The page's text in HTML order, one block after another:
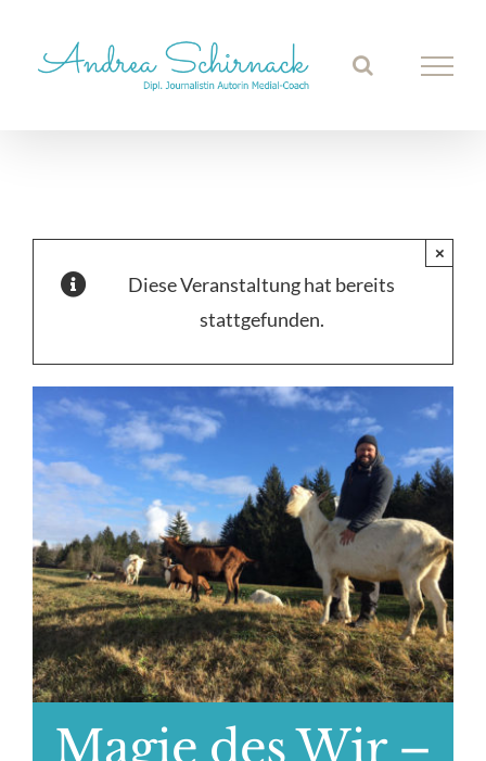
Inhalt
Diese Veranstaltung hat bereits
stattgefunden.
×
Magie des Wir –